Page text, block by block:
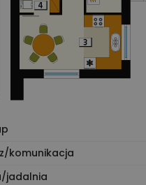
komunikacja
jadalnia